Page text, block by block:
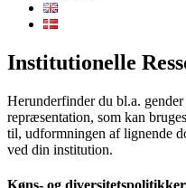
Institutionelle
Herunderfinder du bl.a.
repræsentation, som kan
til, udformningen af lignende
ved din institution.
Køns- og